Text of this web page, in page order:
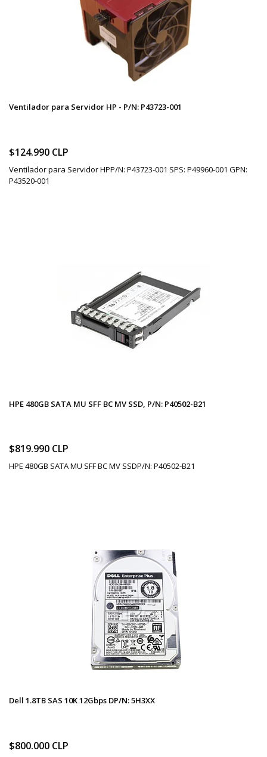
Ventilador para Servidor HP - P/N: P43723-001
$124.990 CLP
Ventilador para Servidor HPP/N: P43723-001 SPS: P49960-001 GPN:
P43520-001
HPE 480GB SATA MU SFF BC MV SSD, P/N: P40502-B21
$819.990 CLP
HPE 480GB SATA MU SFF BC MV SSDP/N: P40502-B21
Dell 1.8TB SAS 10K 12Gbps DP/N: 5H3XX
$800.000 CLP